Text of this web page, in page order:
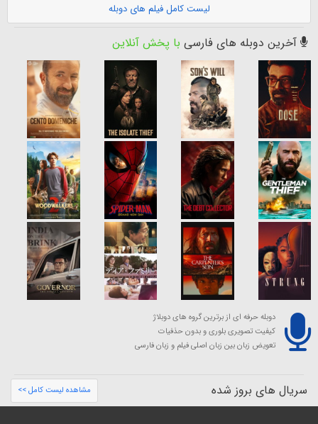
لیست کامل فیلم های دوبله
آخرین دوبله های فارسی با پخش آنلاین
دوبله حرفه ای از برترین گروه های دوبلاژ
کیفیت تصویری بلوری و بدون حذفیات
تعویض زبان بین زبان اصلی فیلم و زبان فارسی
سریال های بروز شده مشاهده لیست کامل >>